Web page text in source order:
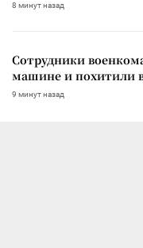
8 минут назад
Сотрудники
машине и похитили
9 минут назад